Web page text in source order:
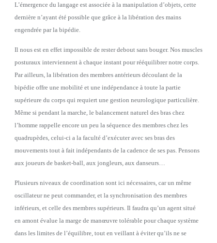
L’émergence du langage est associée à la manipulation d’objets, cette
dernière n’ayant été possible que grâce à la libération des mains
engendrée par la bipédie.
Il nous est en effet impossible de rester debout sans bouger. Nos muscles
posturaux interviennent à chaque instant pour rééquilibrer notre corps.
Par ailleurs, la libération des membres antérieurs découlant de la
bipédie offre une mobilité et une indépendance à toute la partie
supérieure du corps qui requiert une gestion neurologique particulière.
Même si pendant la marche, le balancement naturel des bras chez
l’homme rappelle encore un peu la séquence des membres chez les
quadrupèdes, celui-ci a la faculté d’exécuter avec ses bras des
mouvements tout à fait indépendants de la cadence de ses pas. Pensons
aux joueurs de basket-ball, aux jongleurs, aux danseurs…
Plusieurs niveaux de coordination sont ici nécessaires, car un même
oscillateur ne peut commander, et la synchronisation des membres
inférieurs, et celle des membres supérieurs. Il faudra qu’un agent situé
en amont évalue la marge de manœuvre tolérable pour chaque système
dans les limites de l’équilibre, tout en veillant à éviter qu’ils ne se